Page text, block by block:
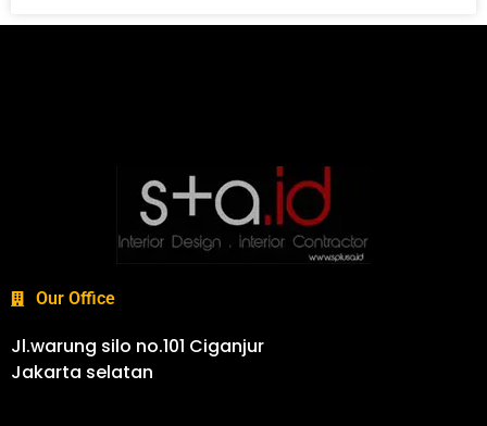
Our Office
Jl.warung silo no.101 Ciganjur
Jakarta selatan